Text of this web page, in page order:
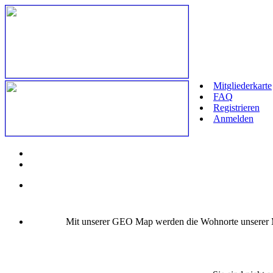
Mitgliederkarte
FAQ
Registrieren
Anmelden
Mit unserer GEO Map werden die Wohnorte